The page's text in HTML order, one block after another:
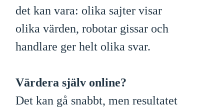
det kan vara: olika sajter visar
olika värden, robotar gissar och
handlare ger helt olika svar.
Värdera själv online?
Det kan gå snabbt, men resultatet